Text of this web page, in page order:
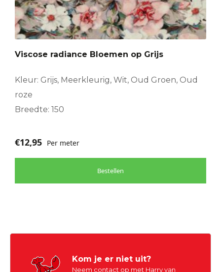
Viscose radiance Bloemen op Grijs
Kleur: Grijs, Meerkleurig, Wit, Oud Groen, Oud
roze
Breedte: 150
€12,95 Per meter
Bestellen
Kom je er niet uit?
Neem contact op met Harry van